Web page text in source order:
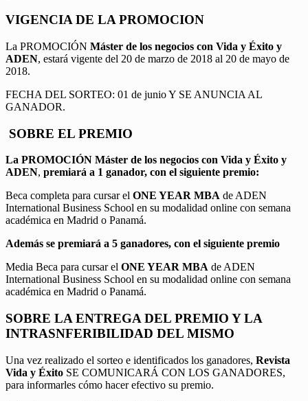
VIGENCIA DE LA PROMOCION
La PROMOCIÓN Máster de los negocios con Vida y Éxito y
ADEN, estará vigente del 20 de marzo de 2018 al 20 de mayo de
2018.
FECHA DEL SORTEO: 01 de junio Y SE ANUNCIA AL
GANADOR.
SOBRE EL PREMIO
La PROMOCIÓN Máster de los negocios con Vida y Éxito y
ADEN, premiará a 1 ganador, con el siguiente premio:
Beca completa para cursar el ONE YEAR MBA de ADEN
International Business School en su modalidad online con semana
académica en Madrid o Panamá.
Además se premiará a 5 ganadores, con el siguiente premio
Media Beca para cursar el ONE YEAR MBA de ADEN
International Business School en su modalidad online con semana
académica en Madrid o Panamá.
SOBRE LA ENTREGA DEL PREMIO Y LA
INTRASNFERIBILIDAD DEL MISMO
Una vez realizado el sorteo e identificados los ganadores, Revista
Vida y Éxito SE COMUNICARÁ CON LOS GANADORES,
para informarles cómo hacer efectivo su premio.